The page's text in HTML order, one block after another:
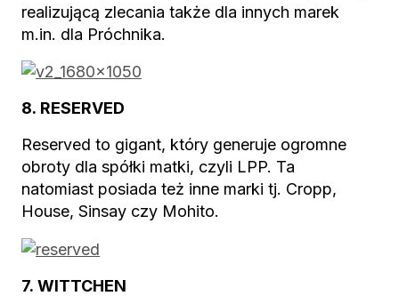
realizującą zlecania także dla innych marek
m.in. dla Próchnika.
8. RESERVED
Reserved to gigant, który generuje ogromne
obroty dla spółki matki, czyli LPP. Ta
natomiast posiada też inne marki tj. Cropp,
House, Sinsay czy Mohito.
7. WITTCHEN